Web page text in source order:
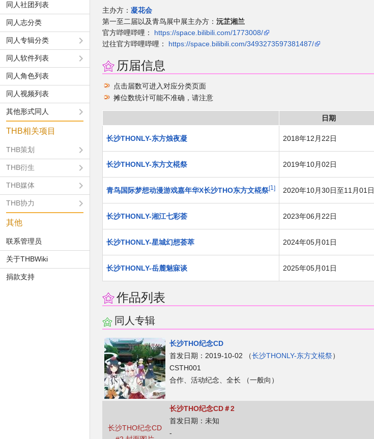
主办方： 凝花会
第一至二届以及青鸟展中展主办方： 沅芷湘兰
官方哔哩哔哩： https://space.bilibili.com/1773008/
过往官方哔哩哔哩： https://space.bilibili.com/3493273597381487/
历届信息
点击届数可进入对应分类页面
摊位数统计可能不准确，请注意
日期
长沙THONLY-东方烛夜凝 2018年12月22日
长沙THONLY-东方文椛祭 2019年10月02日
青鸟国际梦想动漫游戏嘉年华X长沙THO东方文椛祭 1 2020年10月30日至11月01日
长沙THONLY-湘江七彩荟 2023年06月22日
长沙THONLY-星城幻想荟萃 2024年05月01日
长沙THONLY-岳麓魅寐谈 2025年05月01日
作品列表
同人专辑
长沙THO纪念CD
首发日期：2019-10-02 （长沙THONLY-东方文椛祭）
CSTH001
合作、​活动纪念、​全长 （一般向）
长沙THO纪念CD
长沙THO纪念CD＃2
首发日期：未知
-
同人社团列表
同人志分类
同人专辑分类
同人软件列表
同人角色列表
同人视频列表
其他形式同人
THB相关项目
THB策划
THB衍生
THB媒体
THB协力
其他
联系管理员
关于THBWiki
捐款支持